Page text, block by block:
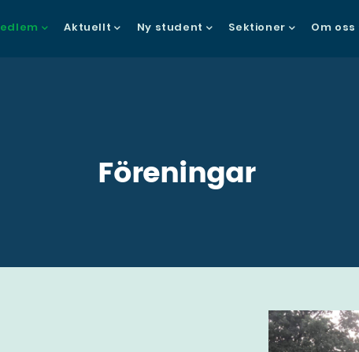
Aktuellt Ny student Sektioner Om oss
Föreningar